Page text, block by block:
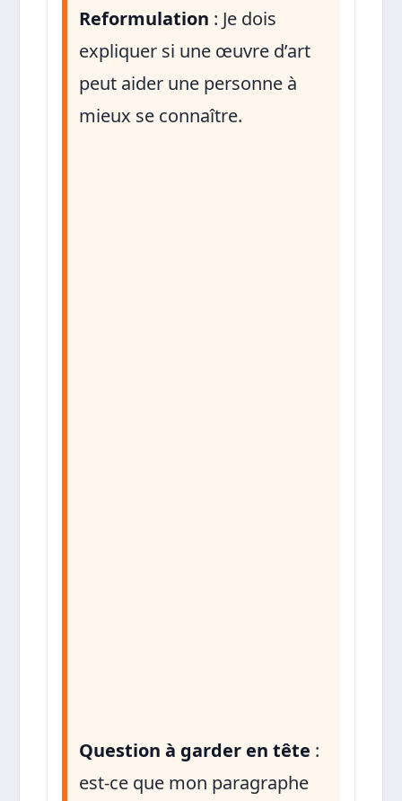
Reformulation : Je dois
expliquer si une œuvre d’art
peut aider une personne à
mieux se connaître.
Question à garder en tête :
est-ce que mon paragraphe